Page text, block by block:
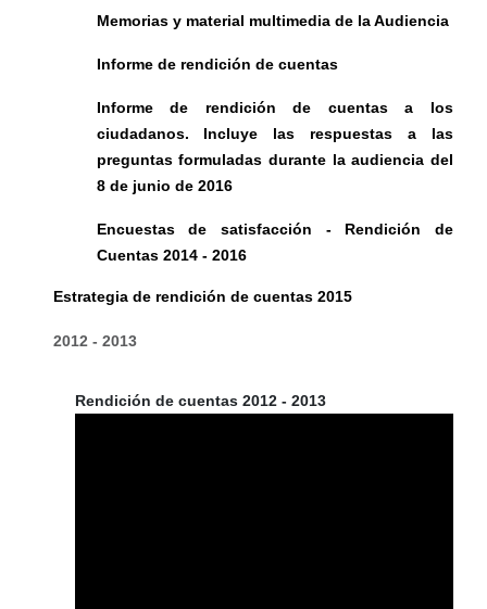
Memorias y material multimedia de la Audiencia
Informe de rendición de cuentas
Informe de rendición de cuentas a los
ciudadanos. Incluye las respuestas a las
preguntas formuladas durante la audiencia del
8 de junio de 2016
Encuestas de satisfacción - Rendición de
Cuentas 2014 - 2016
Estrategia de rendición de cuentas 2015
2012 - 2013
Rendición de cuentas 2012 - 2013